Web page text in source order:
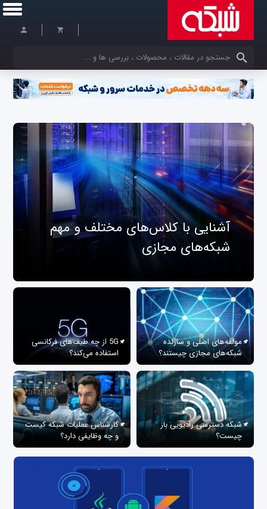
کلمات کلیدی خود را وارد کنید
آشنایی با کلاس‌های مختلف و مهم
شبکه‌های مجازی
مولفه‌های اصلی و سازنده
شبکه‌های مجازی چیستند؟
5G از چه طیف‌های فرکانسی
استفاده می‌کند؟
شبکه دسترسی رادیویی باز
چیست؟
کارشناس عملیات شبکه کیست
و چه وظایفی دارد؟